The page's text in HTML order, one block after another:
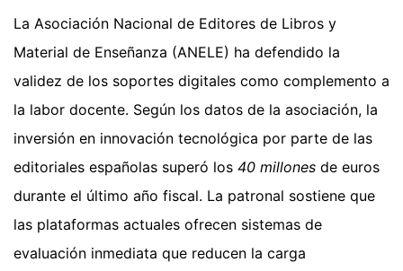
La Asociación Nacional de Editores de Libros y
Material de Enseñanza (ANELE) ha defendido la
validez de los soportes digitales como complemento a
la labor docente. Según los datos de la asociación, la
inversión en innovación tecnológica por parte de las
editoriales españolas superó los 40 millones de euros
durante el último año fiscal. La patronal sostiene que
las plataformas actuales ofrecen sistemas de
evaluación inmediata que reducen la carga